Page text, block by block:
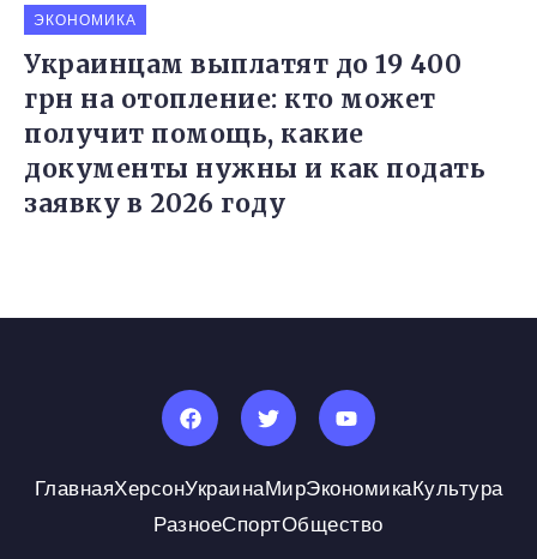
ЭКОНОМИКА
Украинцам выплатят до 19 400
грн на отопление: кто может
получит помощь, какие
документы нужны и как подать
заявку в 2026 году
ГлавнаяХерсонУкраинаМирЭкономикаКультура
РазноеСпортОбщество